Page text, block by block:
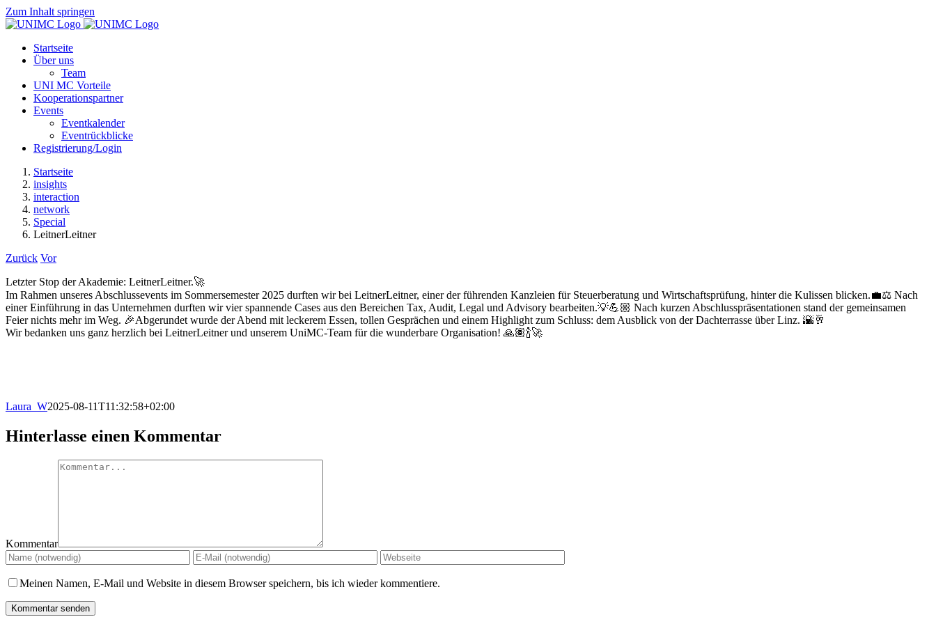
Zum Inhalt springen
Startseite
Über uns
Team
UNI MC Vorteile
Kooperationspartner
Events
Eventkalender
Eventrückblicke
Registrierung/Login
Startseite
insights
interaction
network
Special
LeitnerLeitner
Zurück Vor
Letzter Stop der Akademie: LeitnerLeitner.🚀
Im Rahmen unseres Abschlussevents im Sommersemester 2025 durften wir bei LeitnerLeitner, einer der führenden Kanzleien für Steuerberatung und Wirtschaftsprüfung, hinter die Kulissen blicken.💼⚖️ Nach
einer Einführung in das Unternehmen durften wir vier spannende Cases aus den Bereichen Tax, Audit, Legal und Advisory bearbeiten.💡💪🏼 Nach kurzen Abschlusspräsentationen stand der gemeinsamen
Feier nichts mehr im Weg. 🎉Abgerundet wurde der Abend mit leckerem Essen, tollen Gesprächen und einem Highlight zum Schluss: dem Ausblick von der Dachterrasse über Linz. 🌇🥂
Wir bedanken uns ganz herzlich bei LeitnerLeitner und unserem UniMC-Team für die wunderbare Organisation! 🙏🏽🍾🚀
Laura_W2025-08-11T11:32:58+02:00
Hinterlasse einen Kommentar
Kommentar
Meinen Namen, E-Mail und Website in diesem Browser speichern, bis ich wieder kommentiere.